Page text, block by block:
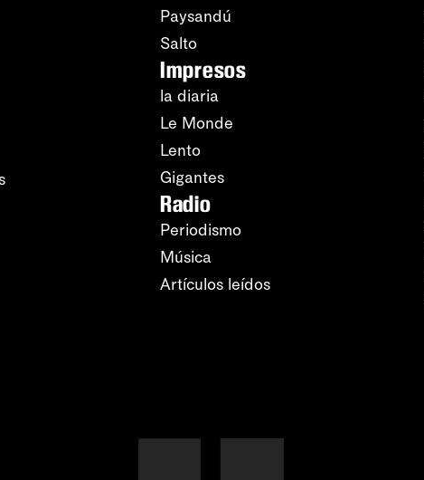
Paysandú
Salto
Impresos
la diaria
Le Monde
Lento
Gigantes
Radio
Periodismo
Música
Artículos leídos